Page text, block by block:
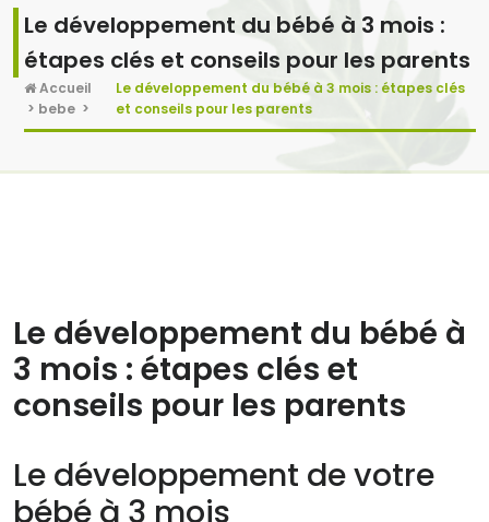
Le développement du bébé à 3 mois :
étapes clés et conseils pour les parents
Accueil
> bebe >
Le développement du bébé à 3 mois : étapes clés
et conseils pour les parents
Le développement du bébé à
3 mois : étapes clés et
conseils pour les parents
Le développement de votre
bébé à 3 mois